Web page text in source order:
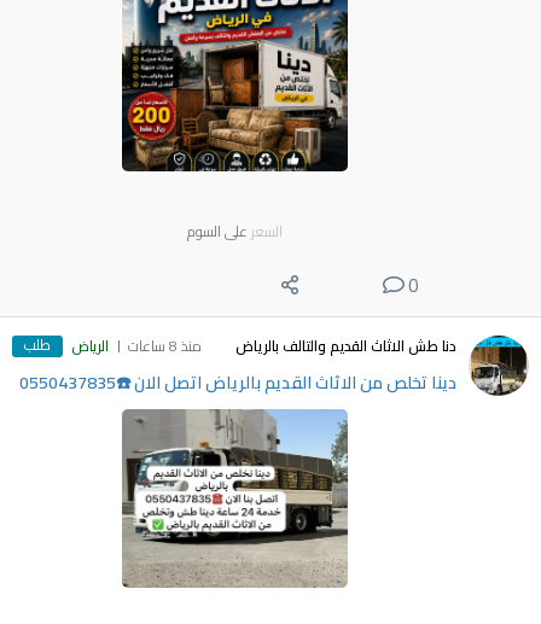
السعر على السوم
0
دنا طش الاثاث القديم والتالف بالرياض منذ 8 ساعات الرياض طلب
دينا تخلص من الاثاث القديم بالرياض اتصل الان ☎️0550437835